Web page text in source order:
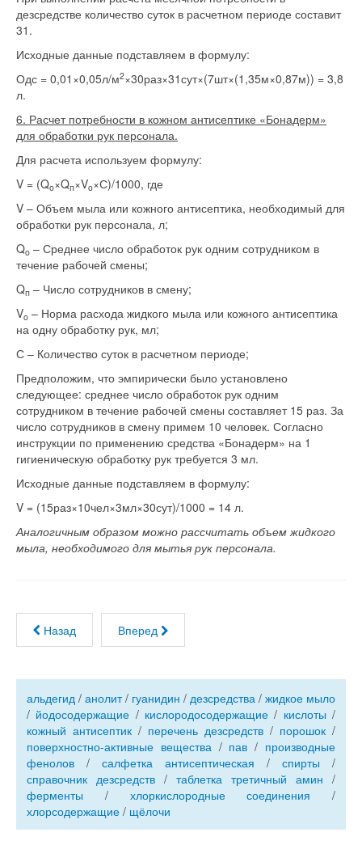
дезсредстве количество суток в расчетном периоде составит
31.
Исходные данные подставляем в формулу:
Одс = 0,01×0,05л/м2×30раз×31сут×(7шт×(1,35м×0,87м)) = 3,8
л.
6. Расчет потребности в кожном антисептике «Бонадерм»
для обработки рук персонала.
Для расчета используем формулу:
V = (Qo×Qп×Vo×С)/1000, где
V – Объем мыла или кожного антисептика, необходимый для
обработки рук персонала, л;
Qo – Среднее число обработок рук одним сотрудником в
течение рабочей смены;
Qп – Число сотрудников в смену;
Vo – Норма расхода жидкого мыла или кожного антисептика
на одну обработку рук, мл;
С – Количество суток в расчетном периоде;
Предположим, что эмпирически было установлено
следующее: среднее число обработок рук одним
сотрудником в течение рабочей смены составляет 15 раз. За
число сотрудников в смену примем 10 человек. Согласно
инструкции по применению средства «Бонадерм» на 1
гигиеническую обработку рук требуется 3 мл.
Исходные данные подставляем в формулу:
V = (15раз×10чел×3мл×30сут)/1000 = 14 л.
Аналогичным образом можно рассчитать объем жидкого
мыла, необходимого для мытья рук персонала.
Назад Вперед
альдегид / анолит/ гуанидин / дезсредства / жидкое мыло
/ йодосодержащие / кислородосодержащие / кислоты /
кожный антисептик / перечень дезсредств / порошок /
поверхностно-активные вещества/ пав / производные
фенолов / салфетка антисептическая / спирты /
справочник дезсредств / таблетка третичный амин /
ферменты / хлоркислородные соединения /
хлорсодержащие / щёлочи